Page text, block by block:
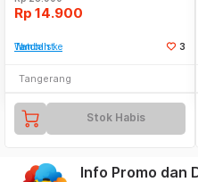
Rp 14.900
Tambah ke Watchlist 3
Tangerang
Stok Habis
Info Promo dan